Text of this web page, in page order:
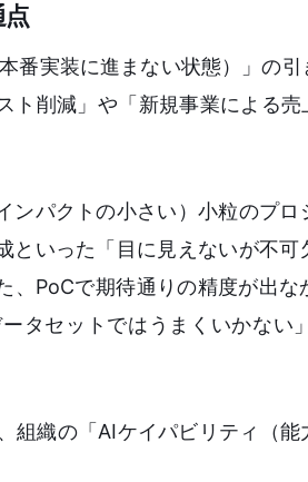
番実装に進まない状態）」の
ト削減」や「新規事業による
パクトの小さい）小粒のプ
いった「目に見えないが不
PoCで期待通りの精度が出
タセットではうまくいかない
組織の「AIケイパビリティ（